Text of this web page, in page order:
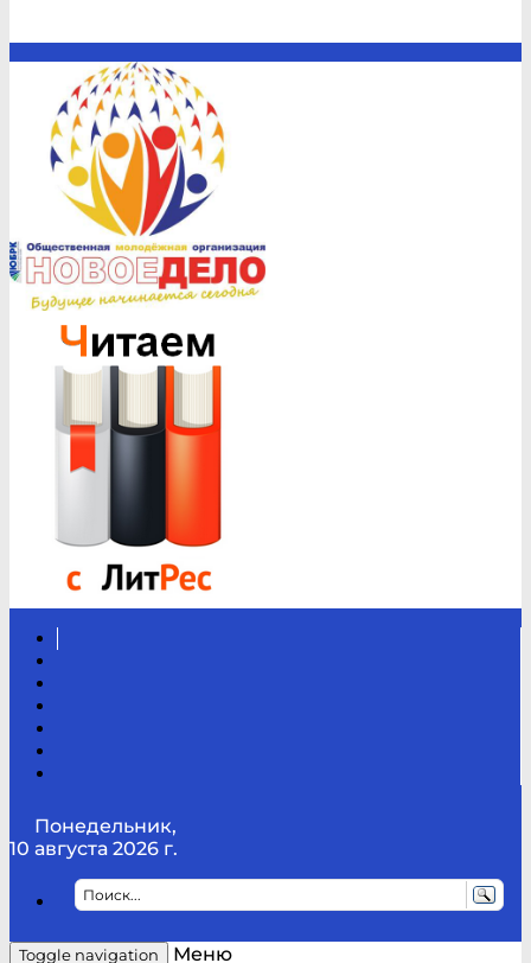
Понедельник,
10 августа 2026 г.
Toggle navigation
Меню